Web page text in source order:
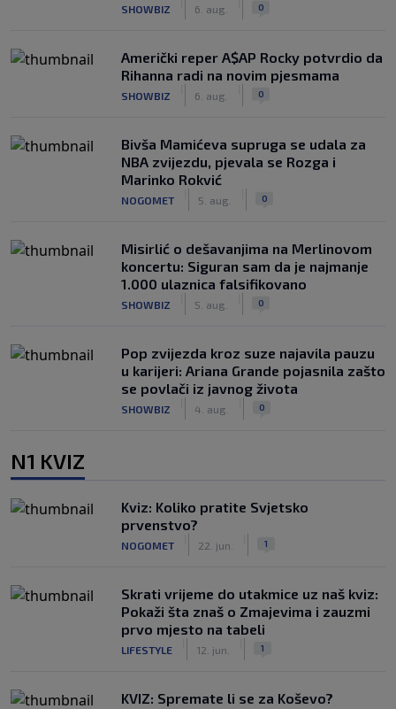
SHOWBIZ 6. aug. 0
Američki reper A$AP Rocky potvrdio da
Rihanna radi na novim pjesmama
SHOWBIZ 6. aug. 0
Bivša Mamićeva supruga se udala za
NBA zvijezdu, pjevala se Rozga i
Marinko Rokvić
NOGOMET 5. aug. 0
Misirlić o dešavanjima na Merlinovom
koncertu: Siguran sam da je najmanje
1.000 ulaznica falsifikovano
SHOWBIZ 5. aug. 0
Pop zvijezda kroz suze najavila pauzu
u karijeri: Ariana Grande pojasnila zašto
se povlači iz javnog života
SHOWBIZ 4. aug. 0
N1 KVIZ
Kviz: Koliko pratite Svjetsko
prvenstvo?
NOGOMET 22. jun. 1
Skrati vrijeme do utakmice uz naš kviz:
Pokaži šta znaš o Zmajevima i zauzmi
prvo mjesto na tabeli
LIFESTYLE 12. jun. 1
KVIZ: Spremate li se za Koševo?